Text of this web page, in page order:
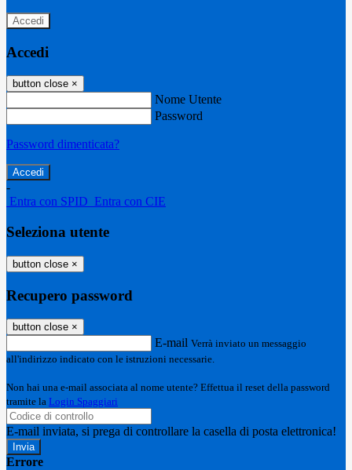
Accedi
Accedi
button close ×
Nome Utente
Password
Password dimenticata?
-
Entra con SPID Entra con CIE
Seleziona utente
button close ×
Recupero password
button close ×
E-mail Verrà inviato un messaggio
all'indirizzo indicato con le istruzioni necessarie.
Non hai una e-mail associata al nome utente? Effettua il reset della password
tramite la Login Spaggiari
E-mail inviata, si prega di controllare la casella di posta elettronica!
Errore